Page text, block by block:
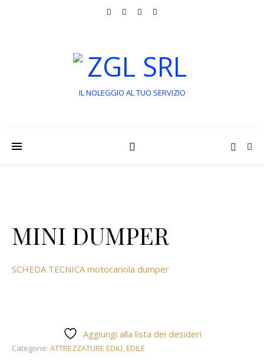
IL NOLEGGIO AL TUO SERVIZIO
MINI DUMPER
SCHEDA TECNICA motocariola dumper
Aggiungi alla lista dei desideri
Categorie: ATTREZZATURE EDILI,EDILE